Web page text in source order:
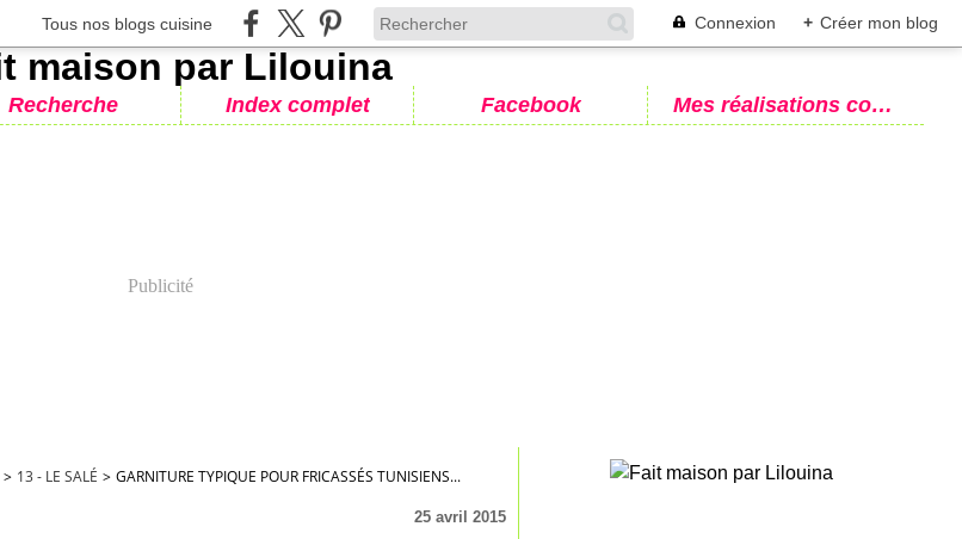
Tous nos blogs cuisine Connexion + Créer mon blog
Recherche Index complet Facebook Mes réalisations couture
Publicité
> 13 - LE SALÉ > GARNITURE TYPIQUE POUR FRICASSÉS TUNISIENS...
25 avril 2015